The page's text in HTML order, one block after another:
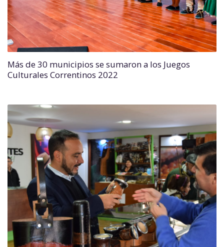
Más de 30 municipios se sumaron a los Juegos
Culturales Correntinos 2022